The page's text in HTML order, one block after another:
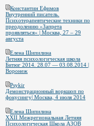
Константин Ефимов
Внутренний писатель.
Психотерапевтические техники по
преодолению «Запрета
проявляться» | Москва, 27 – 29
августа
Елена Шипилина
Летняя психологическая школа
Битюг 2014. 28.07 — 03.08.2014 |
Воронеж
Psykir
Демонстрационный воркшоп по
фокусингу| Москва, 4 июля 2014
Елена Шипилина
XXII Межрегиональная Летняя
Психологическая Школа АЗОВ